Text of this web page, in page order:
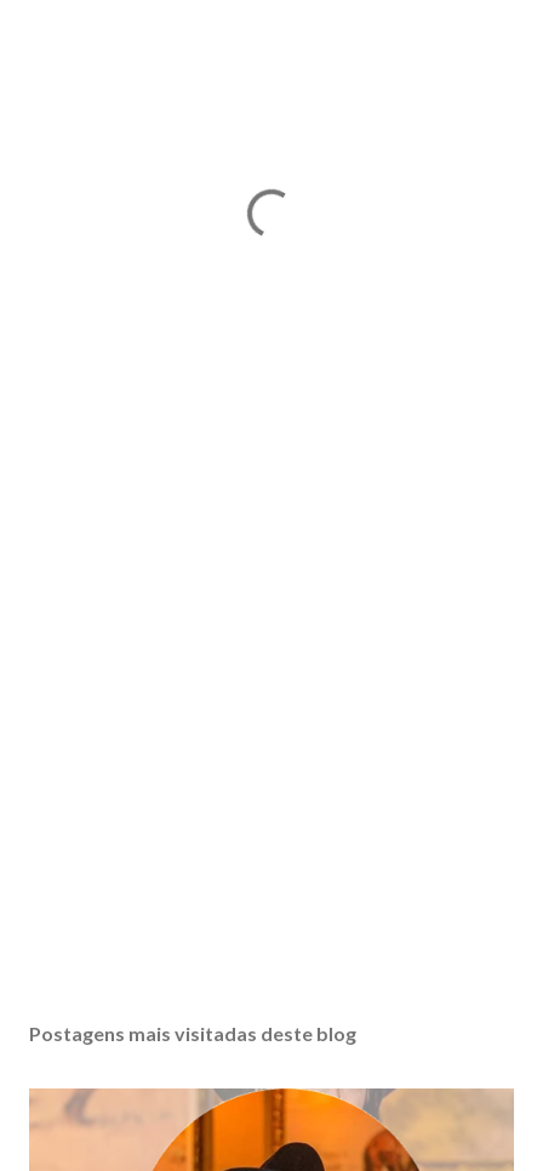
Postagens mais visitadas deste blog